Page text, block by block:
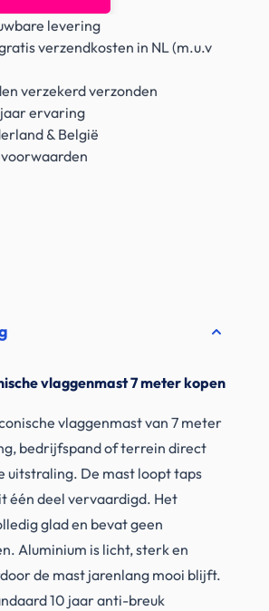
levering
verzendkosten in NL (m.u.v
verzekerd verzonden
ervaring
& België
vlaggenmast 7 meter kopen
vlaggenmast van 7 meter
bedrijfspand of terrein direct
uitstraling. De mast loopt taps
één deel vervaardigd. Het
glad en bevat geen
Aluminium is licht, sterk en
de mast jarenlang mooi blijft.
10 jaar anti-breuk